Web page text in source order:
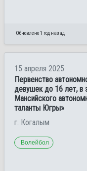
Обновлено 1 год назад
15 апреля 2025
Первенство
девушек до 16 лет, в
Мансийского
таланты Югры»
г. Когалым
Волейбол